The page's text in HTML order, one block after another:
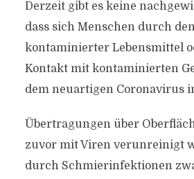
Derzeit gibt es keine
dass sich Menschen durch
kontaminierter Lebensmittel
Kontakt mit kontaminierten
dem neuartigen Coronavirus
Übertragungen über
zuvor mit Viren verunreinigt
durch Schmierinfektionen